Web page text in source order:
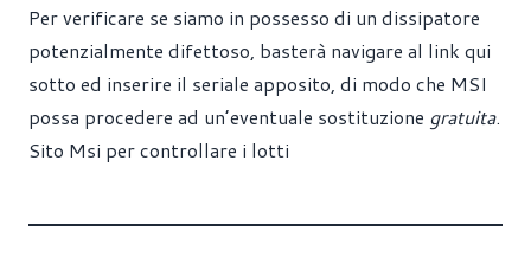
Per verificare se siamo in possesso di un dissipatore
potenzialmente difettoso, basterà navigare al link qui
sotto ed inserire il seriale apposito, di modo che MSI
possa procedere ad un’eventuale sostituzione gratuita.
Sito Msi per controllare i lotti